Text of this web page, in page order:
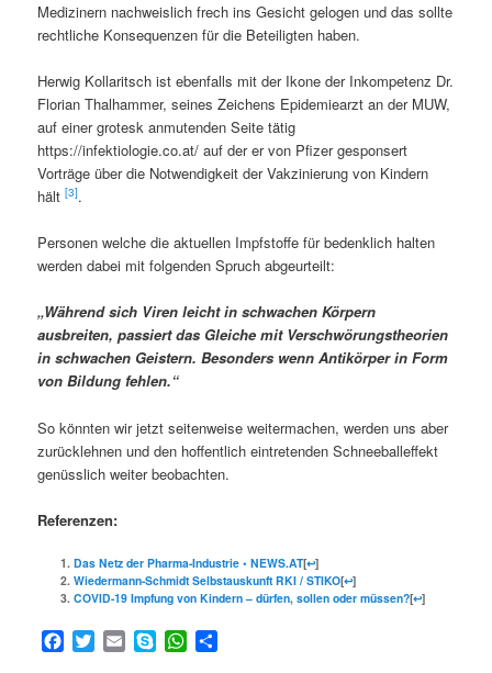
Medizinern nachweislich frech ins Gesicht gelogen und das sollte
rechtliche Konsequenzen für die Beteiligten haben.
Herwig Kollaritsch ist ebenfalls mit der Ikone der Inkompetenz Dr.
Florian Thalhammer, seines Zeichens Epidemiearzt an der MUW,
auf einer grotesk anmutenden Seite tätig
https://infektiologie.co.at/ auf der er von Pfizer gesponsert
Vorträge über die Notwendigkeit der Vakzinierung von Kindern
hält[3].
Personen welche die aktuellen Impfstoffe für bedenklich halten
werden dabei mit folgenden Spruch abgeurteilt:
„Während sich Viren leicht in schwachen Körpern
ausbreiten, passiert das Gleiche mit Verschwörungstheorien
in schwachen Geistern. Besonders wenn Antikörper in Form
von Bildung fehlen.“
So könnten wir jetzt seitenweise weitermachen, werden uns aber
zurücklehnen und den hoffentlich eintretenden Schneeballeffekt
genüsslich weiter beobachten.
Referenzen:
Das Netz der Pharma-Industrie • NEWS.AT[↩]
Wiedermann-Schmidt Selbstauskunft RKI / STIKO[↩]
COVID-19 Impfung von Kindern – dürfen, sollen oder müssen?[↩]
Facebook
TwitterEmailSkypeWhatsApp